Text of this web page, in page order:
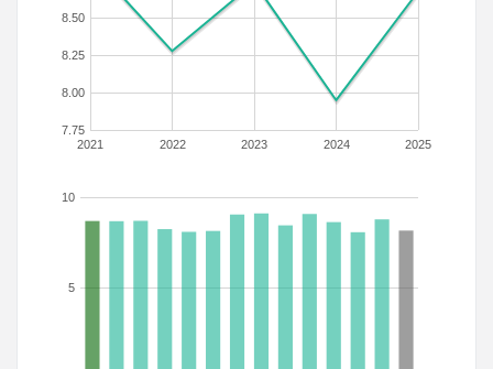
2021 2022 2023 2024 2025
7.75
8.00
8.25
8.50
5
10